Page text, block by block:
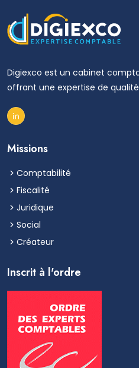
Digiexco est un cabinet
offrant une expertise de
Missions
Comptabilité
Fiscalité
Juridique
Social
Créateur
Inscrit à l'ordre